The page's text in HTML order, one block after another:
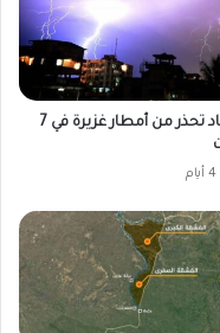
الأرصاد تحذر من أمطار غزيرة في 7